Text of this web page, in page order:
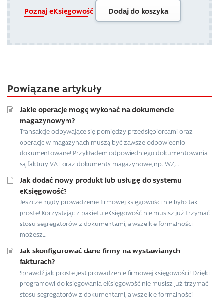
Poznaj eKsięgowość Dodaj do koszyka
Powiązane artykuły
Jakie operacje mogę wykonać na dokumencie
magazynowym?
Transakcje odbywające się pomiędzy przedsiębiorcami oraz
operacje w magazynach muszą być zawsze odpowiednio
dokumentowane! Przykładem odpowiedniego dokumentowania
są faktury VAT oraz dokumenty magazynowe, np. WZ,...
Jak dodać nowy produkt lub usługę do systemu
eKsięgowość?
Jeszcze nigdy prowadzenie firmowej księgowości nie było tak
proste! Korzystając z pakietu eKsięgowość nie musisz już trzymać
stosu segregatorów z dokumentami, a wszelkie formalności
możesz...
Jak skonfigurować dane firmy na wystawianych
fakturach?
Sprawdź jak proste jest prowadzenie firmowej księgowości! Dzięki
programowi do księgowania eKsięgowość nie musisz już trzymać
stosu segregatorów z dokumentami, a wszelkie formalności